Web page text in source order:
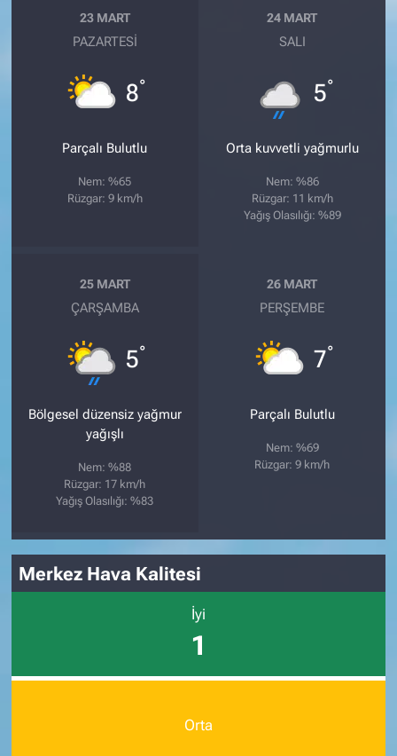
23 MART
PAZARTESI
8°
Parçalı Bulutlu
Nem: %65
Rüzgar: 9 km/h
24 MART
SALI
5°
Orta kuvvetli yağmurlu
Nem: %86
Rüzgar: 11 km/h
Yağış Olasılığı: %89
25 MART
ÇARŞAMBA
5°
Bölgesel düzensiz yağmur
yağışlı
Nem: %88
Rüzgar: 17 km/h
Yağış Olasılığı: %83
26 MART
PERŞEMBE
7°
Parçalı Bulutlu
Nem: %69
Rüzgar: 9 km/h
Merkez Hava Kalitesi
İyi
1
Orta